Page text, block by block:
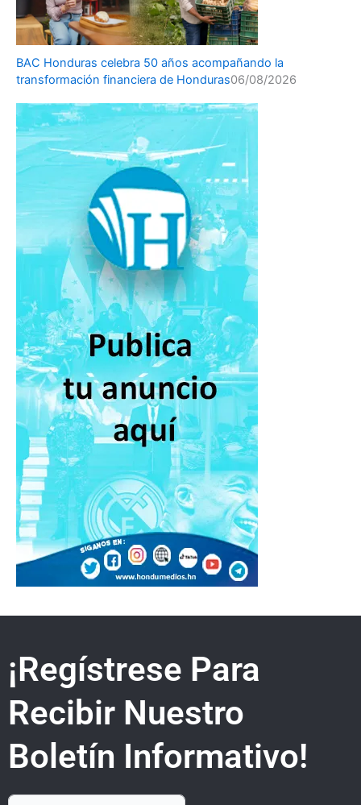
BAC Honduras celebra 50 años acompañando la
transformación financiera de Honduras06/08/2026
¡Regístrese Para
Recibir Nuestro
Boletín Informativo!